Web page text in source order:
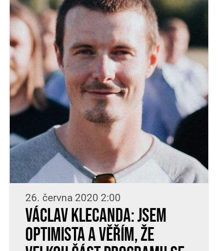
26. června 2020 2:00
Václav Klecanda: Jsem
optimista a věřím, že